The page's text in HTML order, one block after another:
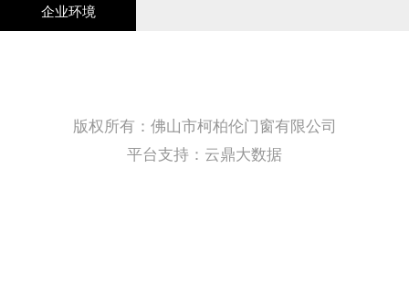
企业环境
版权所有：佛山市柯柏伦门窗有限公司
平台支持：云鼎大数据